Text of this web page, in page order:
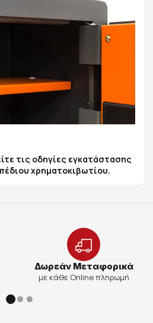
τις οδηγίες εγκατάστασης
χρηματοκιβωτίου.
Δωρεάν Μεταφορικά
με κάθε Online πληρωμή